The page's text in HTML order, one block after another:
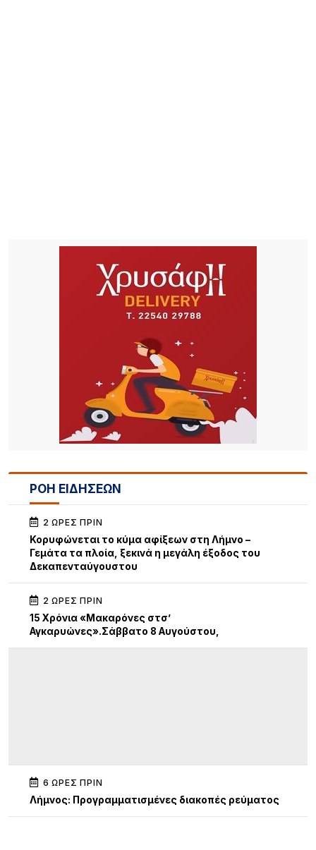
ΡΟΗ ΕΙΔΗΣΕΩΝ
2 ΏΡΕΣ ΠΡΙΝ
Κορυφώνεται το κύμα αφίξεων στη Λήμνο –
Γεμάτα τα πλοία, ξεκινά η μεγάλη έξοδος του
Δεκαπενταύγουστου
2 ΏΡΕΣ ΠΡΙΝ
15 Χρόνια «Μακαρόνες στσ’
Αγκαρυώνες».Σάββατο 8 Αυγούστου,
6 ΏΡΕΣ ΠΡΙΝ
Λήμνος: Προγραμματισμένες διακοπές ρεύματος